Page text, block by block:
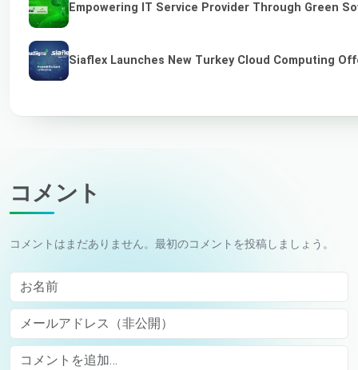
Empowering IT Service Provider Through Green
Siaflex Launches New Turkey Cloud Computing
コメント
コメントはまだありません。最初のコメントを投稿しましょう。
お名前
メールアドレス（非公開）
Comment